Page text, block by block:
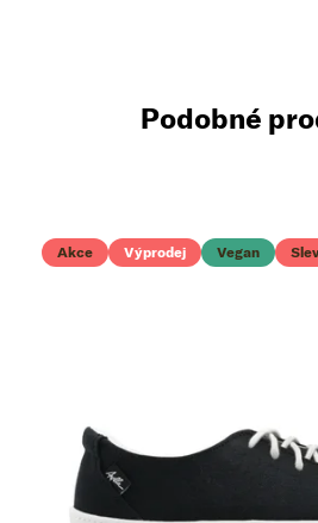
Podobné
Akce Výprodej Vegan